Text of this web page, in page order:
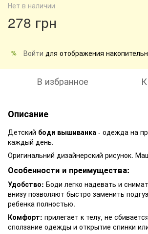
Нет в наличии
278 грн
% Войти для отображения
В избранное
Описание
Детский боди вышиванка - одежда на
каждый день.
Оригинальний дизайнерский рисунок.
Особенности и преимущества:
Удобство: Боди легко надевать и
внизу позволяют быстро заменить
ребенка полностью.
Комфорт: прилегает к телу, не
сползание одежды и открытие спинки